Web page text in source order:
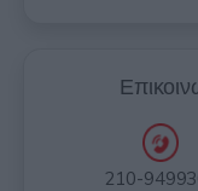
210-